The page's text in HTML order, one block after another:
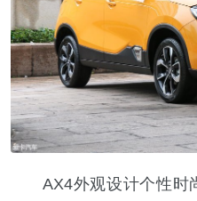
AX4外观设计个性时